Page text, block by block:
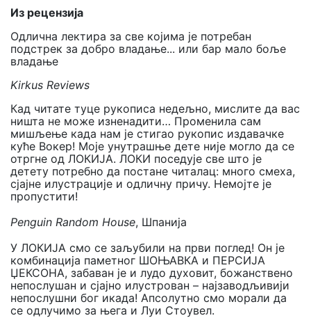
Из рецензија
Одлична лектира за све којима је потребан
подстрек за добро владање... или бар мало боље
владање
Kirkus Reviews
Кад читате туце рукописа недељно, мислите да вас
ништа не може изненадити… Променила сам
мишљење када нам је стигао рукопис издавачке
куће Вокер! Моје унутрашње дете није могло да се
отргне од ЛОКИЈА. ЛОКИ поседује све што је
детету потребно да постане читалац: много смеха,
сјајне илустрације и одличну причу. Немојте је
пропустити!
Penguin Random House, Шпанија
У ЛОКИЈА смо се заљубили на први поглед! Он је
комбинација паметног ШОЊАВКА и ПЕРСИЈА
ЏЕКСОНА, забаван је и лудо духовит, божанствено
непослушан и сјајно илустрован – најзаводљивији
непослушни бог икада! Апсолутно смо морали да
се одлучимо за њега и Луи Стоувел.